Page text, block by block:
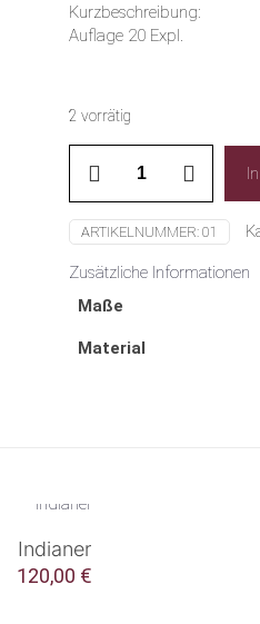
Kurzbeschreibung:
Auflage 20 Expl.
2 vorrätig
dem
Stier
Menge
ARTIKELNUMMER: 01
Zusätzliche Informationen
Maße
Material
Indianer
120,00 €